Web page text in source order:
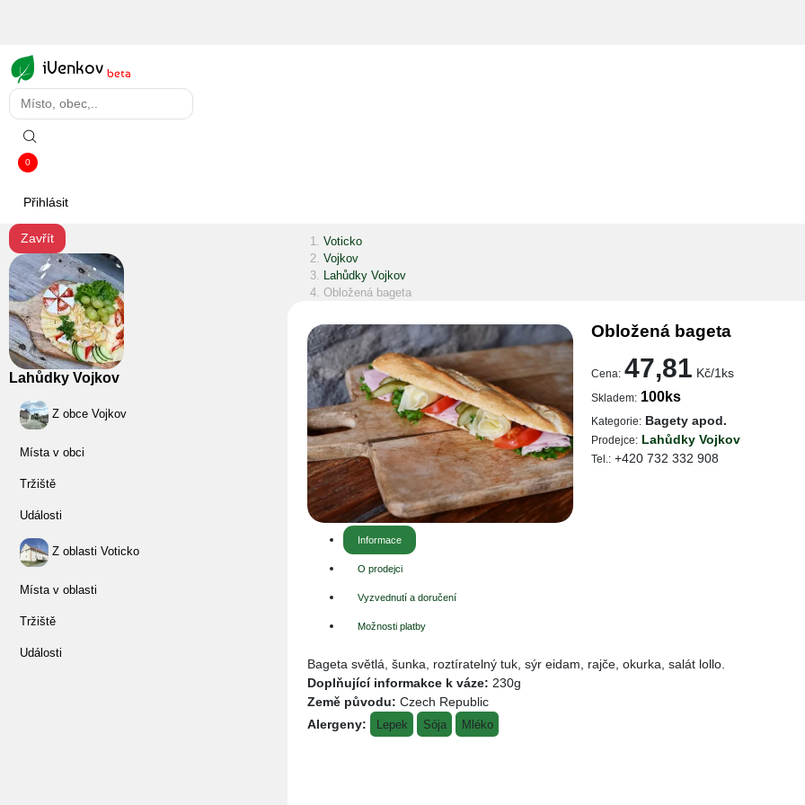
iVenkov beta
0
Přihlásit
Zavřít
Lahůdky Vojkov
Z obce Vojkov
Místa v obci
Tržiště
Události
Z oblasti Voticko
Místa v oblasti
Tržiště
Události
Voticko
Vojkov
Lahůdky Vojkov
Obložená bageta
Obložená bageta
Cena: 47,81 Kč/1ks
Skladem: 100ks
Kategorie: Bagety apod.
Prodejce: Lahůdky Vojkov
Tel.: +420 732 332 908
Informace
O prodejci
Vyzvednutí a doručení
Možnosti platby
Bageta světlá, šunka, roztíratelný tuk, sýr eidam, rajče, okurka, salát lollo.
Doplňující informakce k váze:230g
Země původu:Czech Republic
Alergeny:
Lepek Sója Mléko